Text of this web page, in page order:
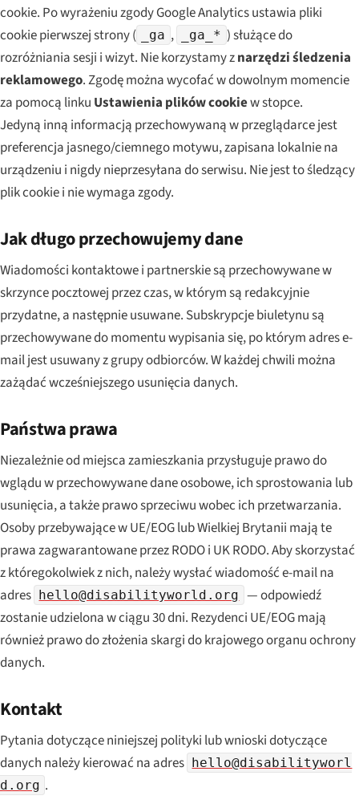
cookie. Po wyrażeniu zgody Google Analytics ustawia pliki
cookie pierwszej strony (
_ga , _ga_* ) służące do
rozróżniania sesji i wizyt. Nie korzystamy znarzędzi śledzenia
reklamowego. Zgodę można wycofać w dowolnym momencie
za pomocą linku Ustawienia plików cookiew stopce.
Jedyną inną informacją przechowywaną w przeglądarce jest
preferencja jasnego/ciemnego motywu, zapisana lokalnie na
urządzeniu i nigdy nieprzesyłana do serwisu. Nie jest to śledzący
plik cookie i nie wymaga zgody.
Jak długo przechowujemy dane
Wiadomości kontaktowe i partnerskie są przechowywane w
skrzynce pocztowej przez czas, w którym są redakcyjnie
przydatne, a następnie usuwane. Subskrypcje biuletynu są
przechowywane do momentu wypisania się, po którym adres e-
mail jest usuwany z grupy odbiorców. W każdej chwili można
zażądać wcześniejszego usunięcia danych.
Państwa prawa
Niezależnie od miejsca zamieszkania przysługuje prawo do
wglądu w przechowywane dane osobowe, ich sprostowania lub
usunięcia, a także prawo sprzeciwu wobec ich przetwarzania.
Osoby przebywające w UE/EOG lub Wielkiej Brytanii mają te
prawa zagwarantowane przez RODO i UK RODO. Aby skorzystać
z któregokolwiek z nich, należy wysłać wiadomość e-mail na
adres hello@disabilityworld.org — odpowiedź
zostanie udzielona w ciągu 30 dni. Rezydenci UE/EOG mają
również prawo do złożenia skargi do krajowego organu ochrony
danych.
Kontakt
Pytania dotyczące niniejszej polityki lub wnioski dotyczące
danych należy kierować na adres hello@disabilityworl
d.org .